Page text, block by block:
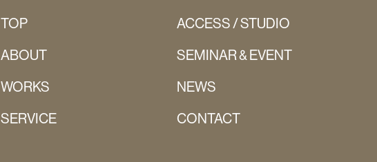
TOP
ACCESS / STUDIO
ABOUT
SEMINAR & EVENT
WORKS
NEWS
SERVICE
CONTACT